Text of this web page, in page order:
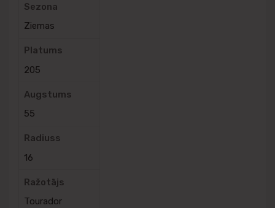
Sezona
Ziemas
Platums
205
Augstums
55
Radiuss
16
Ražotājs
Tourador